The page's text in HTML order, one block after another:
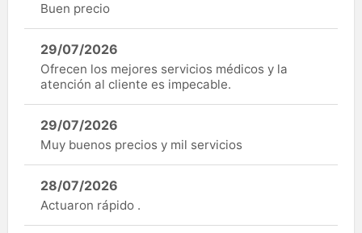
Buen precio
29/07/2026
Ofrecen los mejores servicios médicos y la
atención al cliente es impecable.
29/07/2026
Muy buenos precios y mil servicios
28/07/2026
Actuaron rápido .